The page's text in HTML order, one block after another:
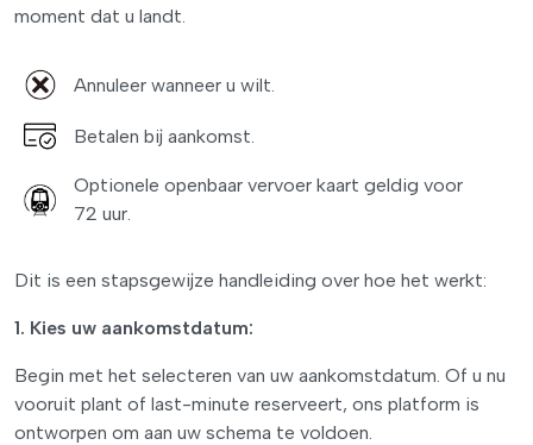
moment dat u landt.
Annuleer wanneer u wilt.
Betalen bij aankomst.
Optionele openbaar vervoer kaart geldig voor
72 uur.
Dit is een stapsgewijze handleiding over hoe het werkt:
1. Kies uw aankomstdatum:
Begin met het selecteren van uw aankomstdatum. Of u nu
vooruit plant of last-minute reserveert, ons platform is
ontworpen om aan uw schema te voldoen.